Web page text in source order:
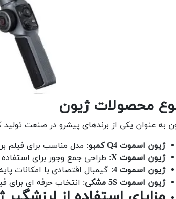
محصولات ژیون
به عنوان یکی از برندهای پیشرو در صنعت
ژیون اسموت Q4 کمبو
: مدل مناسب برای فیلم
ژیون اسموت X
: طراحی جمع وجور برای
ژیون اسموت 4 : گیمبال اقتصادی با امکانات
ژیون اسموت 5S مشکی
: انتخاب حرفه ای برای